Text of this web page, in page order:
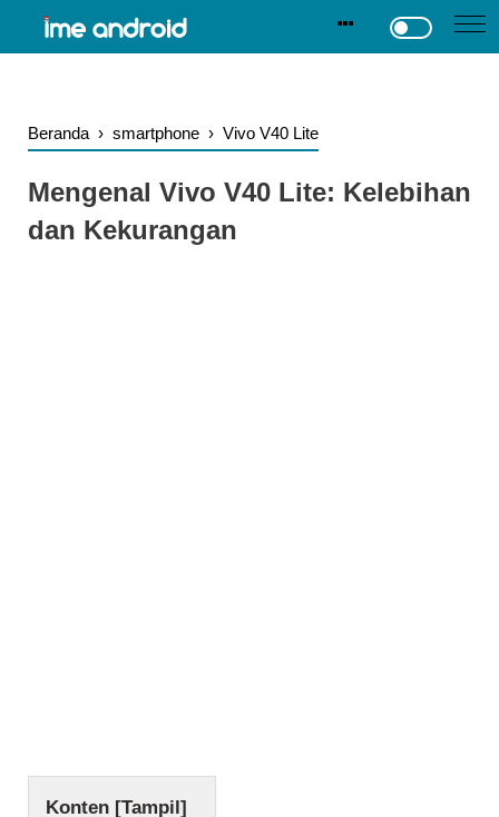
Beranda › smartphone › Vivo V40 Lite
Mengenal Vivo V40 Lite: Kelebihan
dan Kekurangan
Konten [Tampil]